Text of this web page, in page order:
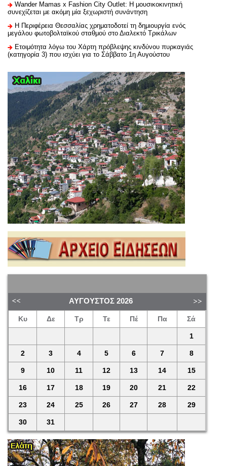
Wander Mamas x Fashion City Outlet: Η μουσικοκινητική
συνεχίζεται με ακόμη μία ξεχωριστή συνάντηση
H Περιφέρεια Θεσσαλίας χρηματοδοτεί τη δημιουργία ενός
μεγάλου φωτοβολταϊκού σταθμού στο Διαλεκτό Τρικάλων
Ετοιμότητα λόγω του Χάρτη πρόβλεψης κινδύνου πυρκαγιάς
(κατηγορία 3) που ισχύει για το Σάββατο 1η Αυγούστου
ΑΎΓΟΥΣΤΟΣ 2026
Κυ Δε Τρ Τε Πέ Πα Σά
1
2 3 4 5 6 7 8
9 10 11 12 13 14 15
16 17 18 19 20 21 22
23 24 25 26 27 28 29
30 31